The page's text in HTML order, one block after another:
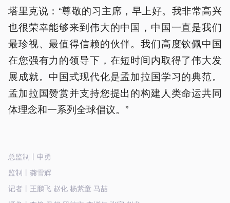
塔里克说：“尊敬的习主席，早上好。我非常高兴
也很荣幸能够来到伟大的中国，中国一直是我们
最珍视、最值得信赖的伙伴。我们高度钦佩中国
在您强有力的领导下，在短时间内取得了伟大发
展成就。中国式现代化是孟加拉国学习的典范。
孟加拉国赞赏并支持您提出的构建人类命运共同
体理念和一系列全球倡议。”
总监制丨申勇
监制丨龚雪辉
记者丨王鹏飞 赵化 杨紫童 马喆